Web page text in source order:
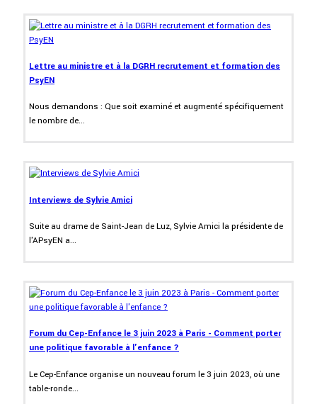
Lettre au ministre et à la DGRH recrutement et formation des
PsyEN
Nous demandons : Que soit examiné et augmenté spécifiquement
le nombre de...
Interviews de Sylvie Amici
Suite au drame de Saint-Jean de Luz, Sylvie Amici la présidente de
l'APsyEN a...
Forum du Cep-Enfance le 3 juin 2023 à Paris - Comment porter
une politique favorable à l'enfance ?
Le Cep-Enfance organise un nouveau forum le 3 juin 2023, où une
table-ronde...